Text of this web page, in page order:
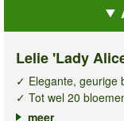
Lelie 'Lady
✓ Elegante, geurige
✓ Tot wel 20
✓ Blikvanger voor
meer